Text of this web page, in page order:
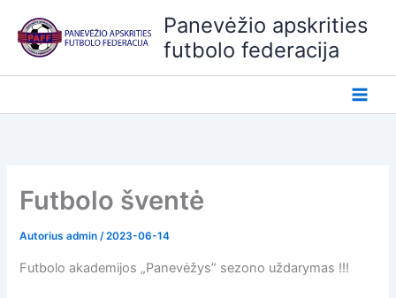
prie
turinio
Panevėžio apskrities
futbolo federacija
Futbolo šventė
Autorius admin/2023-06-14
Futbolo akademijos „Panevėžys” sezono uždarymas !!!